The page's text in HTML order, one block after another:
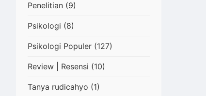
Penelitian (9)
Psikologi (8)
Psikologi Populer (127)
Review | Resensi (10)
Tanya rudicahyo (1)